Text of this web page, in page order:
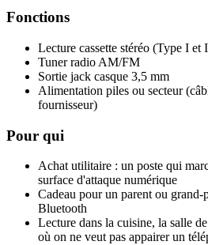
Fonctions
Lecture cassette stéréo (Type I et
Tuner radio AM/FM
Sortie jack casque 3,5 mm
Alimentation piles ou secteur
fournisseur)
Pour qui
Achat utilitaire : un poste qui
surface d'attaque numérique
Cadeau pour un parent ou
Bluetooth
Lecture dans la cuisine, la salle
où on ne veut pas appairer un